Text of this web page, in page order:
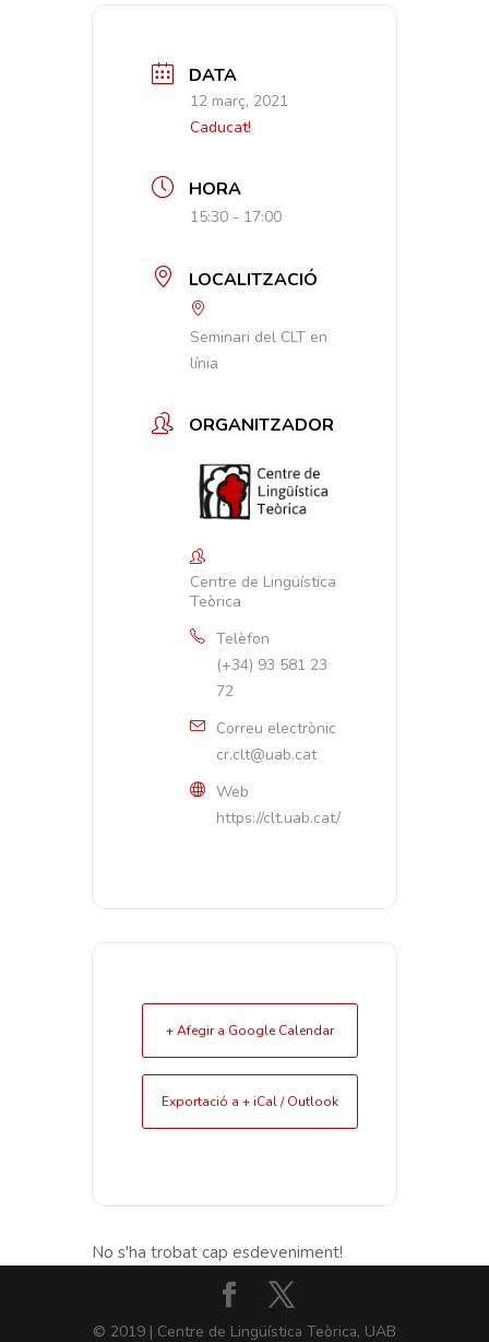
DATA
12 març, 2021
Caducat!
HORA
15:30 - 17:00
LOCALITZACIÓ
Seminari del CLT en
línia
ORGANITZADOR
Centre de Lingüística
Teòrica
Telèfon
(+34) 93 581 23
72
Correu electrònic
cr.clt@uab.cat
Web
https://clt.uab.cat/
+ Afegir a Google Calendar
Exportació a + iCal / Outlook
No s'ha trobat cap esdeveniment!
© 2019 | Centre de Lingüística Teòrica, UAB